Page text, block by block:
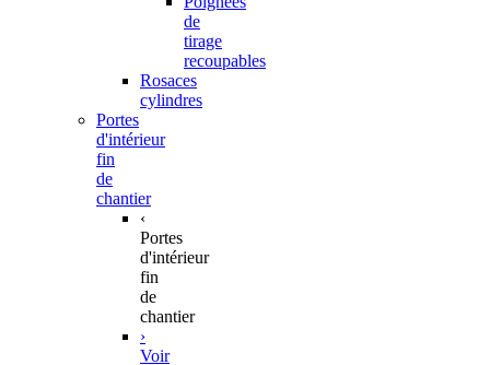
de
tirage
recoupables
Rosaces
cylindres
Portes
d'intérieur
fin
de
chantier
‹
Portes
d'intérieur
fin
de
chantier
›
Voir